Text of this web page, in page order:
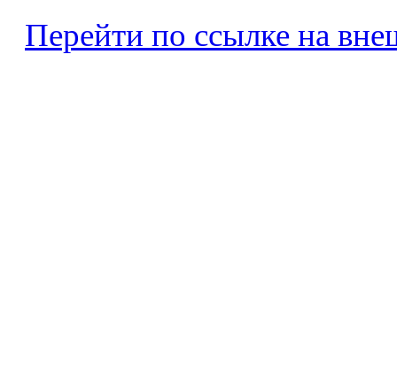
Перейти по ссылке на